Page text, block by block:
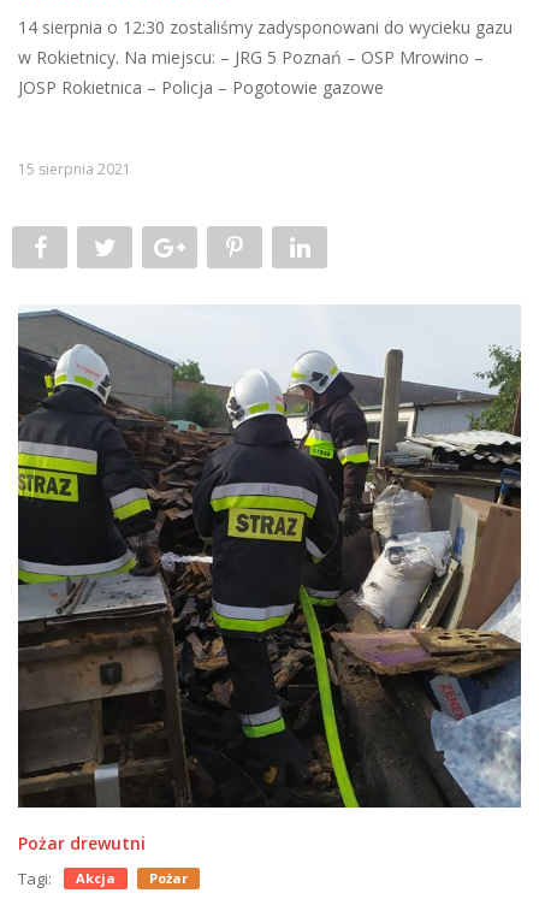
14 sierpnia o 12:30 zostaliśmy zadysponowani do wycieku gazu
w Rokietnicy. Na miejscu: – JRG 5 Poznań – OSP Mrowino –
JOSP Rokietnica – Policja – Pogotowie gazowe
15 sierpnia 2021
Pożar drewutni
Tagi: Akcja Pożar